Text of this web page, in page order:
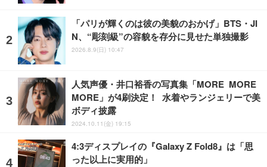
「パリが輝くのは彼の美貌のおかげ」BTS・JI
N、“彫刻級”の容貌を存分に見せた単独撮影
2026.8.9(日) 10:47
人気声優・井口裕香の写真集「MORE MORE
MORE」が4刷決定！ 水着やランジェリーで美
ボディ披露
2024.10.11(金) 19:15
4:3ディスプレイの『Galaxy Z Fold8』は「思
った以上に実用的」